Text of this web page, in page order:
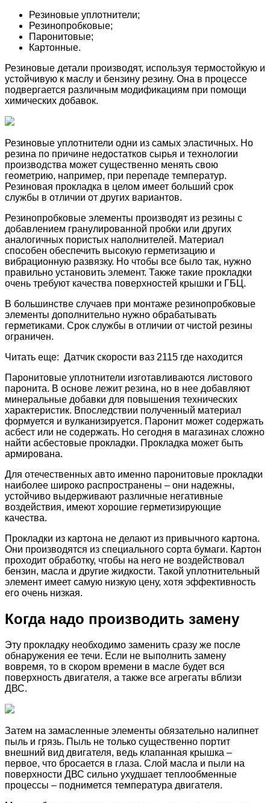
Резиновые уплотнители;
Резинопробковые;
Паронитовые;
Картонные.
Резиновые детали производят, используя термостойкую и
устойчивую к маслу и бензину резину. Она в процессе
подвергается различным модификациям при помощи
химических добавок.
Резиновые уплотнители одни из самых эластичных. Но
резина по причине недостатков сырья и технологии
производства может существенно менять свою
геометрию, например, при перепаде температур.
Резиновая прокладка в целом имеет больший срок
службы в отличии от других вариантов.
Резинопробковые элементы производят из резины с
добавлением гранулированной пробки или других
аналогичных пористых наполнителей. Материал
способен обеспечить высокую герметизацию и
вибрационную развязку. Но чтобы все было так, нужно
правильно установить элемент. Также такие прокладки
очень требуют качества поверхностей крышки и ГБЦ.
В большинстве случаев при монтаже резинопробковые
элементы дополнительно нужно обрабатывать
герметиками. Срок службы в отличии от чистой резины
ограничен.
Читать еще: Датчик скорости ваз 2115 где находится
Паронитовые уплотнители изготавливаются листового
паронита. В основе лежит резина, но в нее добавляют
минеральные добавки для повышения технических
характеристик. Впоследствии полученный материал
формуется и вулканизируется. Паронит может содержать
асбест или не содержать. Но сегодня в магазинах сложно
найти асбестовые прокладки. Прокладка может быть
армирована.
Для отечественных авто именно паронитовые прокладки
наиболее широко распространены – они надежны,
устойчиво выдерживают различные негативные
воздействия, имеют хорошие герметизирующие
качества.
Прокладки из картона не делают из привычного картона.
Они производятся из специального сорта бумаги. Картон
проходит обработку, чтобы на него не воздействовал
бензин, масла и другие жидкости. Такой уплотнительный
элемент имеет самую низкую цену, хотя эффективность
его очень низкая.
Когда надо производить замену
Эту прокладку необходимо заменить сразу же после
обнаружения ее течи. Если не выполнить замену
вовремя, то в скором времени в масле будет вся
поверхность двигателя, а также все агрегаты вблизи
ДВС.
Затем на замасленные элементы обязательно налипнет
пыль и грязь. Пыль не только существенно портит
внешний вид двигателя, ведь клапанная крышка –
первое, что бросается в глаза. Слой масла и пыли на
поверхности ДВС сильно ухудшает теплообменные
процессы – поднимется температура двигателя.